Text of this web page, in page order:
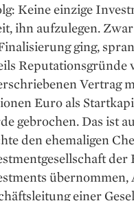
Keine einzige
ihn aufzulegen.
ging,
Reputationsgründe
Vertrag
Euro als
gebrochen. Das ist
den ehemaligen
der
übernommen,
einer